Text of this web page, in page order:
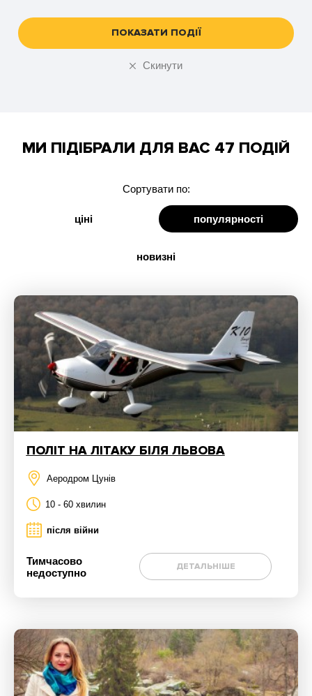
Чернігів
ПОКАЗАТИ ПОДІЇ
Скинути
МИ ПІДІБРАЛИ ДЛЯ ВАС 47 ПОДІЙ
Сортувати по:
ціні популярності
новизні
ПОЛІТ НА ЛІТАКУ БІЛЯ ЛЬВОВА
Аеродром Цунів
10 - 60 хвилин
після війни
Тимчасово
недоступно
ДЕТАЛЬНІШЕ